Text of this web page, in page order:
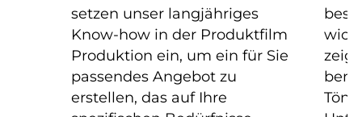
setzen unser langjähriges
Know-how in der Produktfilm
Produktion ein, um ein für Sie
passendes Angebot zu
erstellen, das auf Ihre